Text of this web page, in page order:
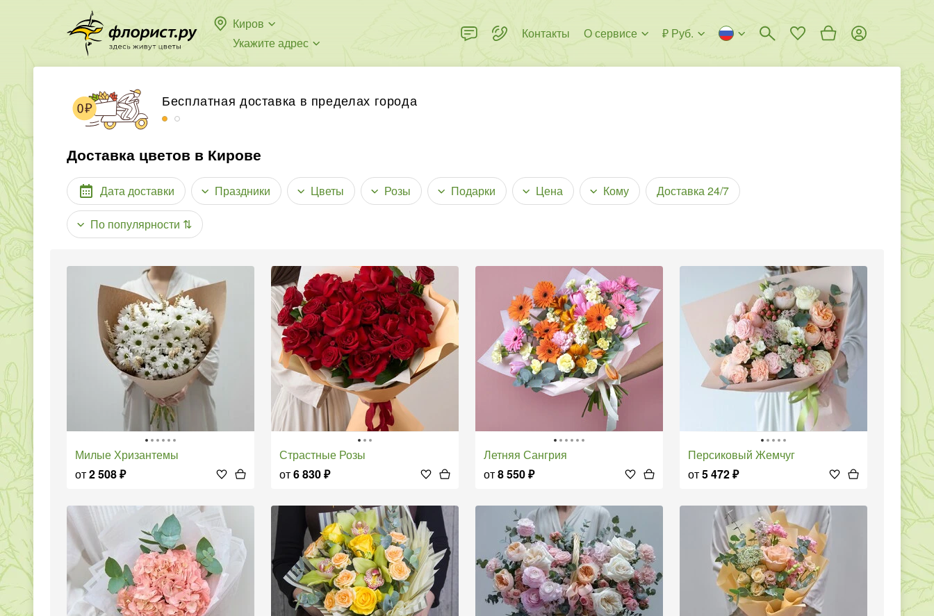
Киров
Укажите адрес
Контакты О сервисе ₽ Руб.
Бесплатная доставка в пределах города
Принимаем к оплате банковские карты любых стран
Доставка цветов в Кирове
Дата доставки Праздники Цветы Розы Подарки Цена Кому Доставка 24/7
По популярности ⇅
Милые Хризантемы
от2 508₽
Страстные Розы
от6 830₽
Летняя Сангрия
от8 550₽
Персиковый Жемчуг
от5 472₽